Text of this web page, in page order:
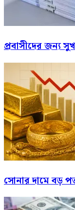
প্রবাসীদের জন্য
সোনার দামে বড়